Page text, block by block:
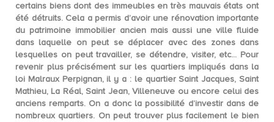
certains biens dont des immeubles en très mauvais états ont
été détruits. Cela a permis d’avoir une rénovation importante
du patrimoine immobilier ancienmais aussi une ville fluide
dans laquelle on peut se déplacer avec des zones dans
lesquelles on peut travailler, se détendre, visiter, etc… Pour
revenir plus précisément sur les quartiers impliqués dans la
loi Malraux Perpignan, il y a : le quartier Saint Jacques, Saint
Mathieu, La Réal, Saint Jean, Villeneuve ou encore celui des
anciens remparts. On a donc la possibilité d’investir dans de
nombreux quartiers. On peut trouver plus facilement le bien